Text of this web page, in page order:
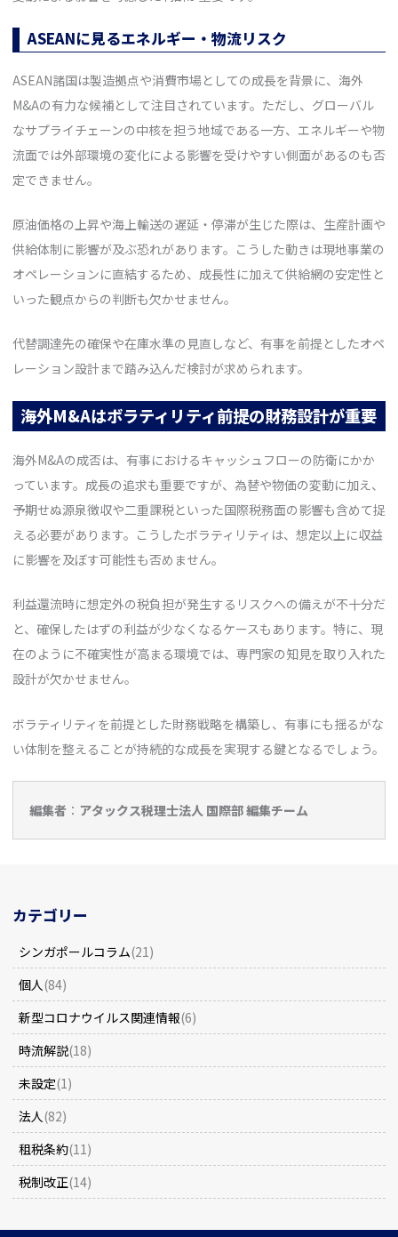
ASEANに見るエネルギー・物流リスク
ASEAN諸国は製造拠点や消費市場としての成長を背景に、海外
M&Aの有力な候補として注目されています。ただし、グローバル
なサプライチェーンの中核を担う地域である一方、エネルギーや物
流面では外部環境の変化による影響を受けやすい側面があるのも否
定できません。
原油価格の上昇や海上輸送の遅延・停滞が生じた際は、生産計画や
供給体制に影響が及ぶ恐れがあります。こうした動きは現地事業の
オペレーションに直結するため、成長性に加えて供給網の安定性と
いった観点からの判断も欠かせません。
代替調達先の確保や在庫水準の見直しなど、有事を前提としたオペ
レーション設計まで踏み込んだ検討が求められます。
海外M&Aはボラティリティ前提の財務設計が重要
海外M&Aの成否は、有事におけるキャッシュフローの防衛にかか
っています。成長の追求も重要ですが、為替や物価の変動に加え、
予期せぬ源泉徴収や二重課税といった国際税務面の影響も含めて捉
える必要があります。こうしたボラティリティは、想定以上に収益
に影響を及ぼす可能性も否めません。
利益還流時に想定外の税負担が発生するリスクへの備えが不十分だ
と、確保したはずの利益が少なくなるケースもあります。特に、現
在のように不確実性が高まる環境では、専門家の知見を取り入れた
設計が欠かせません。
ボラティリティを前提とした財務戦略を構築し、有事にも揺るがな
い体制を整えることが持続的な成長を実現する鍵となるでしょう。
編集者 ： アタックス税理士法人 国際部 編集チーム
カテゴリー
シンガポールコラム(21)
個人 (84)
新型コロナウイルス関連情報(6)
時流解説(18)
未設定(1)
法人 (82)
租税条約(11)
税制改正(14)